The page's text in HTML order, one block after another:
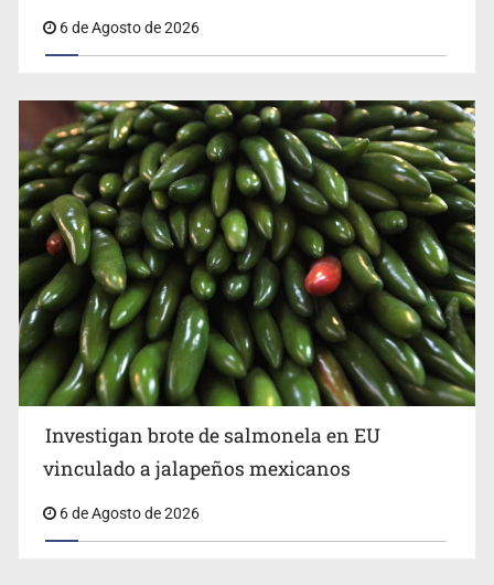
6 de Agosto de 2026
Investigan brote de salmonela en EU
vinculado a jalapeños mexicanos
6 de Agosto de 2026